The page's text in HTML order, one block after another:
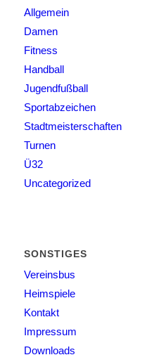
Allgemein
Damen
Fitness
Handball
Jugendfußball
Sportabzeichen
Stadtmeisterschaften
Turnen
Ü32
Uncategorized
SONSTIGES
Vereinsbus
Heimspiele
Kontakt
Impressum
Downloads